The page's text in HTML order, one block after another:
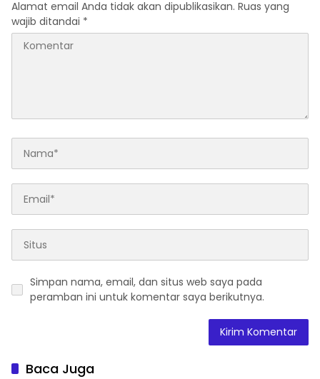
Alamat email Anda tidak akan dipublikasikan. Ruas yang
wajib ditandai *
Simpan nama, email, dan situs web saya pada
peramban ini untuk komentar saya berikutnya.
Baca Juga